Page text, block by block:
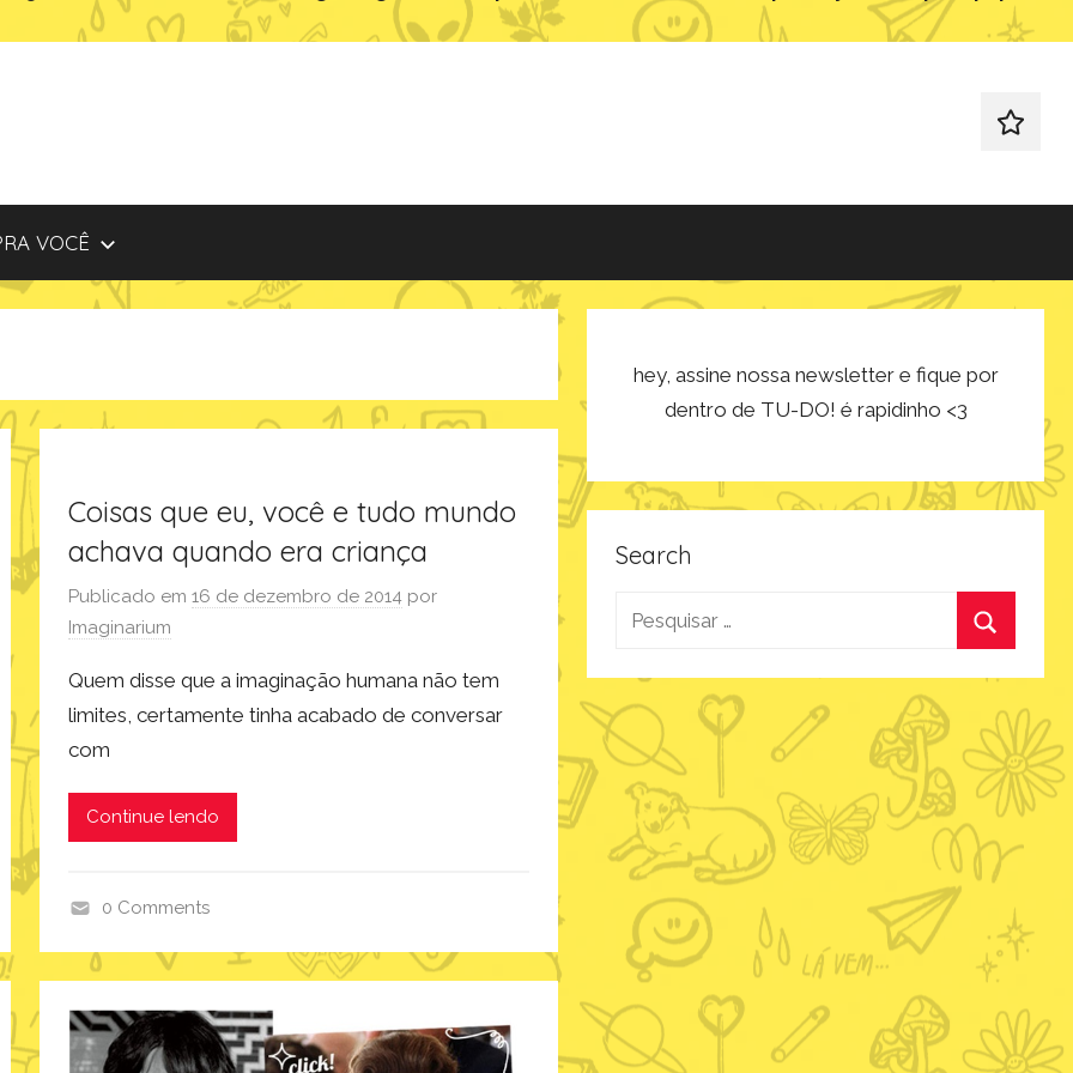
redes
VOCÊ
Coisas que eu, você e tudo mundo
achava quando era criança
Publicado em16 de dezembro de 2014 por
Imaginarium
Quem disse que a imaginação humana não tem
limites, certamente tinha acabado de conversar
com
Continue lendo
p
0 Comments
hey, assine nossa newsletter e fique por
dentro de TU-DO! é rapidinho <3
Search
Pesquisar